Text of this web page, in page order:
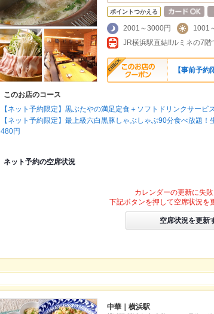
ポイントつかえる
2001～3000円
1001
JR横浜駅直結!!ルミネの7
【事前予
このお店のコース
【ネット予約限定】黒ぶたやの満足定食＋ソフトドリンクサービ
【ネット予約限定】最上級六白黒豚しゃぶしゃぶ90分食べ放題
480円
ネット予約の空席状況
カレンダーの更新に失敗
下記ボタンを押して空席状況を
空席状況を更新
中華｜横浜駅